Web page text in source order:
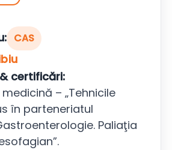
CAS
certificări:
– „Tehnicile
ȋn parteneriatul
Paliaţia